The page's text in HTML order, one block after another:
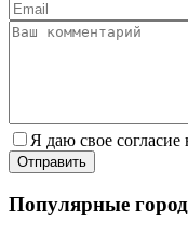
Я даю свое
Популярные